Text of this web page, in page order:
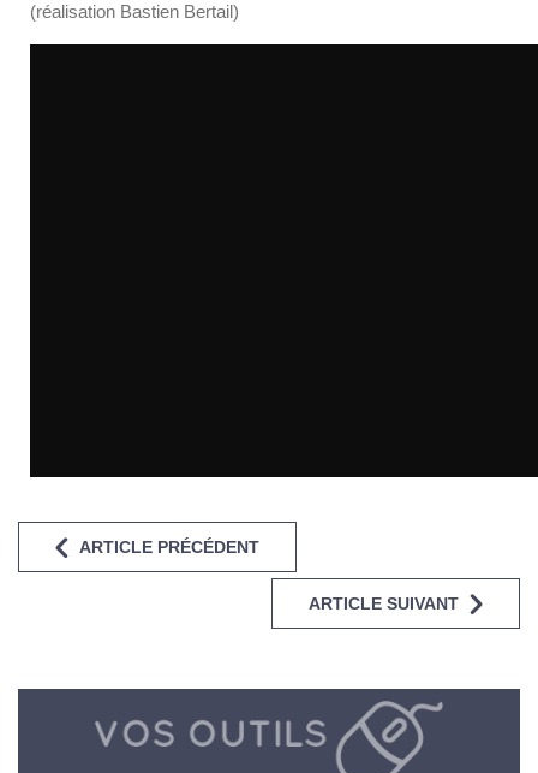
(réalisation Bastien Bertail)
ARTICLE PRÉCÉDENT
ARTICLE SUIVANT